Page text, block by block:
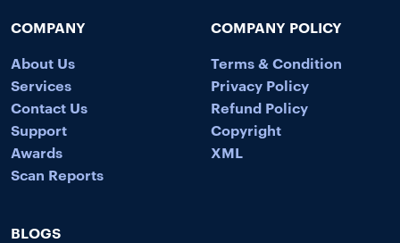
COMPANY
About Us
Services
Contact Us
Support
Awards
Scan Reports
COMPANY POLICY
Terms & Condition
Privacy Policy
Refund Policy
Copyright
XML
BLOGS